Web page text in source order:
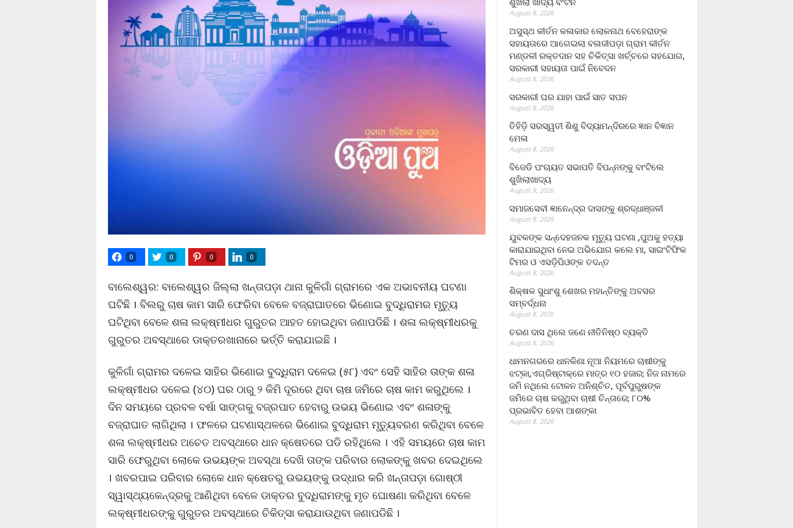
0 0 0 0
ବାଲେଶ୍ୱର: ବାଲେଶ୍ୱର ଜିଲ୍ଲା ଖନ୍ତାପଡ଼ା ଥାନା କୁଳିଗାଁ ଗ୍ରାମରେ ଏକ ଅଭାବନୀୟ ଘଟଣା
ଘଟିଛି । ବିଲରୁ ଚାଷ କାମ ସାରି ଫେରିବା ବେଳେ ବଜ୍ରାଘାତରେ ଭିଣୋଇ ବୁଦ୍ଧିରାମର ମୃତ୍ୟୁ
ଘଟିଥିବା ବେଳେ ଶଳା ଲକ୍ଷ୍ମୀଧର ଗୁରୁତର ଆହତ ହୋଇଥିବା ଜଣାପଡିଛି । ଶଳା ଲକ୍ଷ୍ମୀଧରକୁ
ଗୁରୁତର ଅବସ୍ଥାରେ ଡାକ୍ତରଖାନାରେ ଭର୍ତ୍ତି କରାଯାଇଛି ।
କୁଳିଗାଁ ଗ୍ରାମର ଦଳେଇ ସାହିର ଭିଣୋଇ ବୁଦ୍ଧିରାମ ଦଳେଇ (୫୮) ଏବଂ ସେହି ସାହିର ତାଙ୍କ ଶଳା
ଲକ୍ଷ୍ମୀଧର ଦଳେଇ (୪୦) ଘର ଠାରୁ ୨ କିମି ଦୂରରେ ଥିବା ଚାଷ ଜମିରେ ଚାଷ କାମ କରୁଥିଲେ ।
ଦିନ ସମୟରେ ପ୍ରବଳ ବର୍ଷା ସାଙ୍ଗକୁ ବଜ୍ରପାତ ହେବାରୁ ଉଭୟ ଭିଣୋଇ ଏବଂ ଶଳାଙ୍କୁ
ବଜ୍ରାଘାତ ଲାଗିଥିଲା । ଫଳରେ ଘଟଣାସ୍ଥଳରେ ଭିଣୋଇ ବୁଦ୍ଧିରାମ ମୃତ୍ୟୁବରଣ କରିଥିବା ବେଳେ
ଶଳା ଲକ୍ଷ୍ମୀଧର ଅଚେତ ଅବସ୍ଥାରେ ଧାନ କ୍ଷେତରେ ପଡି ରହିଥିଲେ । ଏହି ସମୟରେ ଚାଷ କାମ
ସାରି ଫେରୁଥିବା ଲୋକେ ଉଭୟଙ୍କ ଅବସ୍ଥା ଦେଖି ତାଙ୍କ ପରିବାର ଲୋକଙ୍କୁ ଖବର ଦେଇଥିଲେ
। ଖବରପାଇ ପରିବାର ଲୋକେ ଧାନ କ୍ଷେତରୁ ଉଭୟଙ୍କୁ ଉଦ୍ଧାର କରି ଖନ୍ତାପଡ଼ା ଗୋଷ୍ଠୀ
ସ୍ୱାସ୍ଥ୍ୟକେନ୍ଦ୍ରକୁ ଆଣିଥିବା ବେଳେ ଡାକ୍ତର ବୁଦ୍ଧିରାମଙ୍କୁ ମୃତ ଘୋଷଣା କରିଥିବା ବେଳେ
ଲକ୍ଷ୍ମୀଧରଙ୍କୁ ଗୁରୁତର ଅବସ୍ଥାରେ ଚିକିତ୍ସା କରାଯାଉଥିବା ଜଣାପଡିଛି ।
August 8, 2026
ଅସୁସ୍ଥ କୀର୍ତନ କଳାକାର ଲୋକନାଥ ବେହେରାଙ୍କ
ସହାୟତାରେ ଆଗେଇଲା ବଳାଜୀପଡ଼ା ଗ୍ରାମ କୀର୍ତନ
ମଣ୍ଡଳୀ ରକ୍ତଦାନ ସହ ଚିକିତ୍ସା ଖର୍ଚ୍ଚରେ ସହଯୋଗ,
ସରକାରୀ ସହାୟତା ପାଇଁ ନିବେଦନ
August 8, 2026
ସରକାରୀ ଘର ଯାହା ପାଇଁ ସାତ ସପନ
August 8, 2026
ତିହିଡି଼ ସରସ୍ୱତୀ ଶିଶୁ ବିଦ୍ୟାମନ୍ଦିରରେ ଜ୍ଞାନ ବିଜ୍ଞାନ
ମେଳା
August 8, 2026
ବିଜେଡି ପଂଚାୟତ ସଭାପତି ବିପନ୍ନଙ୍କୁ ବାଂଟିଲେ
ଶୁଖିଲାଖାଦ୍ୟ
August 8, 2026
ସମାଜସେବୀ ଜ୍ଞାନେନ୍ଦ୍ର ଦାସଙ୍କୁ ଶ୍ରଦ୍ଧାଞ୍ଜଳୀ
August 8, 2026
ଯୁବକଙ୍କ ସନ୍ଦେହଜନକ ମୃତ୍ୟୁ ଘଟଣା ,ପୁଅକୁ ହତ୍ୟା
କାରାଯାଇଥିବା ନେଇ ଅଭିଯୋଗ କଲେ ମା, ସାଇଂଟିଫିକ
ଟିମର ଓ ଏସଡ଼ିପିଓଙ୍କ ତଦନ୍ତ
August 8, 2026
ଶିକ୍ଷକ ସୁଧାଂଶୁ ଶେଖର ମହାନ୍ତିଙ୍କୁ ଅବସର
ସମ୍ବର୍ଦ୍ଧନା
August 8, 2026
ଚରଣ ଦାସ ଥିଲେ ଜଣେ ନୀତିନିଷ୍ଠ ବ୍ୟକ୍ତି
August 8, 2026
ଧାମନଗରରେ ଧାନକିଣା ନୂଆ ନିୟମରେ ଚାଷୀଙ୍କୁ
ଝଟ୍‌କା,ଏଗ୍ରିଷ୍ଟାକ୍‌ରେ ମାତ୍ର ୧୦ ହଜାର; ନିଜ ନାମରେ
ଜମି ନଥିଲେ ଟୋକନ ଅନିଶ୍ଚିତ, ପୂର୍ବପୁରୁଷଙ୍କ
ଜମିରେ ଚାଷ କରୁଥିବା ଚାଷୀ ଚିନ୍ତାରେ; ୮୦%
ପ୍ରଭାବିତ ହେବା ଆଶଙ୍କା
August 8, 2026